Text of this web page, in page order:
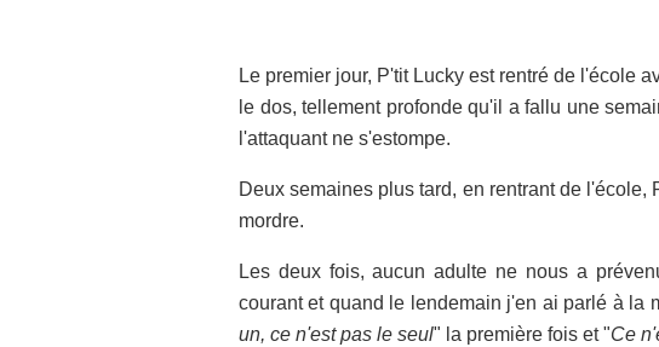
Le premier jour, P'tit Lucky est rentré de l'école
le dos, tellement profonde qu'il a fallu une
l'attaquant ne s'estompe.
Deux semaines plus tard, en rentrant de l'école,
mordre.
Les deux fois, aucun adulte ne nous a
courant et quand le lendemain j'en ai parlé à la
un, ce n'est pas le seul" la première fois et "Ce